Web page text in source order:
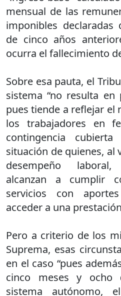
mensual de las
imponibles
de cinco años
ocurra el fallecimiento
Sobre esa pauta, el
sistema “no resulta en
pues tiende a reflejar el
los trabajadores en
contingencia
situación de quienes,
desempeño
alcanzan a cumplir
servicios con
acceder a una
Pero a criterio de los
Suprema, esas
en el caso “pues
cinco meses y ocho
sistema autónomo,